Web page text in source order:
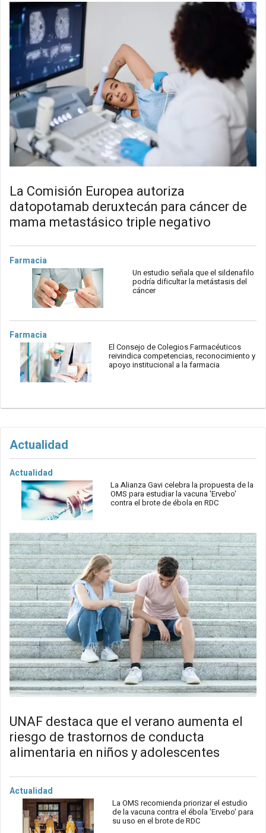
La Comisión Europea autoriza
datopotamab deruxtecán para cáncer de
mama metastásico triple negativo
Farmacia
Un estudio señala que el sildenafilo
podría dificultar la metástasis del
cáncer
Farmacia
El Consejo de Colegios Farmacéuticos
reivindica competencias, reconocimiento y
apoyo institucional a la farmacia
Actualidad
Actualidad
La Alianza Gavi celebra la propuesta de la
OMS para estudiar la vacuna 'Ervebo'
contra el brote de ébola en RDC
UNAF destaca que el verano aumenta el
riesgo de trastornos de conducta
alimentaria en niños y adolescentes
Actualidad
La OMS recomienda priorizar el estudio
de la vacuna contra el ébola 'Ervebo' para
su uso en el brote de RDC